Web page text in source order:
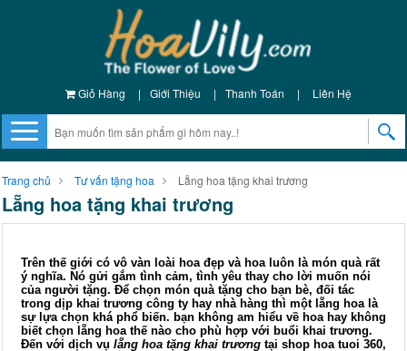
Giỏ Hàng | Giới Thiệu | Thanh Toán | Liên Hệ
Trang chủ Tư vấn tặng hoa Lẵng hoa tặng khai trương
Lẵng hoa tặng khai trương
Trên thế giới có vô vàn loài hoa đẹp và hoa luôn là món quà rất
ý nghĩa. Nó gửi gắm tình cảm, tình yêu thay cho lời muốn nói
của người tặng. Để chọn món quà tặng cho bạn bè, đối tác
trong dịp khai trương công ty hay nhà hàng thì một lẵng hoa là
sự lựa chọn khá phổ biến. bạn không am hiểu về hoa hay không
biết chọn lẵng hoa thế nào cho phù hợp với buổi khai trương.
Đến với dịch vụ lẵng hoa tặng khai trương tại shop hoa tuoi 360,